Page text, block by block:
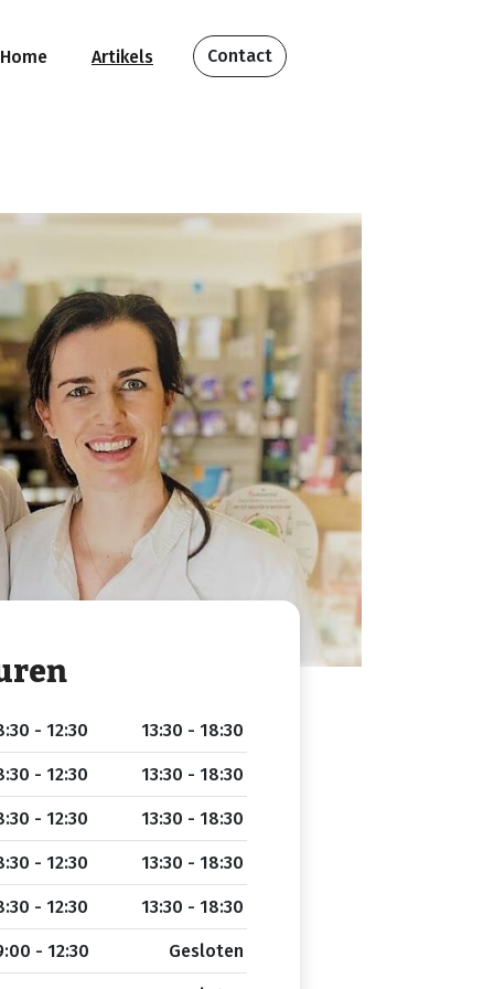
Home Artikels Contact
- 12:30 13:30 - 18:30
- 12:30 13:30 - 18:30
- 12:30 13:30 - 18:30
- 12:30 13:30 - 18:30
- 12:30 13:30 - 18:30
- 12:30 Gesloten